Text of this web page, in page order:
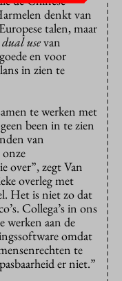
denkt van
talen, maar
dual usevan
en voor
in zien te
te werken met
been in te zien
van
over”, zegt Van
overleg met
Het is niet zo dat
Collega’s in ons
werken aan de
omdat
te
er niet.”